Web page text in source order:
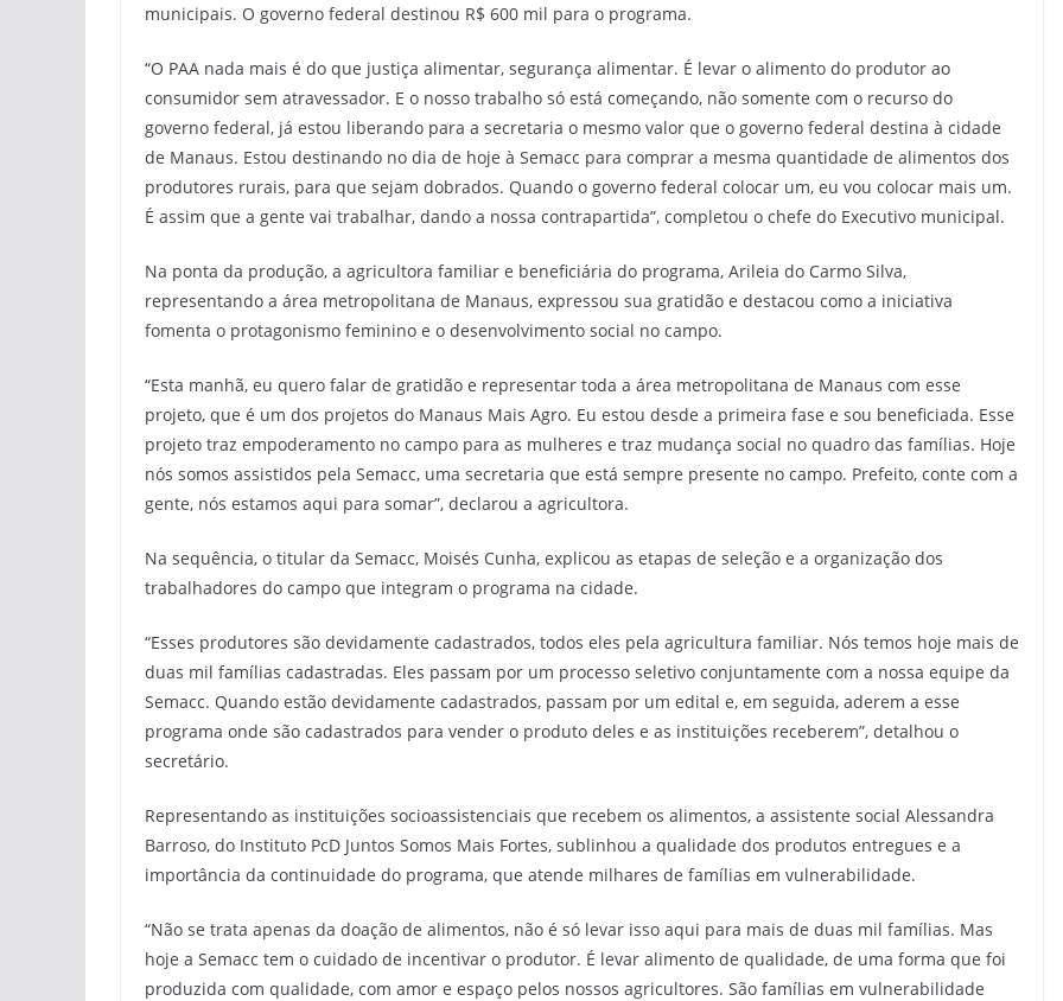
municipais. O governo federal destinou R$ 600 mil para o programa.
“O PAA nada mais é do que justiça alimentar, segurança alimentar. É levar o alimento do produtor ao
consumidor sem atravessador. E o nosso trabalho só está começando, não somente com o recurso do
governo federal, já estou liberando para a secretaria o mesmo valor que o governo federal destina à cidade
de Manaus. Estou destinando no dia de hoje à Semacc para comprar a mesma quantidade de alimentos dos
produtores rurais, para que sejam dobrados. Quando o governo federal colocar um, eu vou colocar mais um.
É assim que a gente vai trabalhar, dando a nossa contrapartida”, completou o chefe do Executivo municipal.
Na ponta da produção, a agricultora familiar e beneficiária do programa, Arileia do Carmo Silva,
representando a área metropolitana de Manaus, expressou sua gratidão e destacou como a iniciativa
fomenta o protagonismo feminino e o desenvolvimento social no campo.
“Esta manhã, eu quero falar de gratidão e representar toda a área metropolitana de Manaus com esse
projeto, que é um dos projetos do Manaus Mais Agro. Eu estou desde a primeira fase e sou beneficiada. Esse
projeto traz empoderamento no campo para as mulheres e traz mudança social no quadro das famílias. Hoje
nós somos assistidos pela Semacc, uma secretaria que está sempre presente no campo. Prefeito, conte com a
gente, nós estamos aqui para somar”, declarou a agricultora.
Na sequência, o titular da Semacc, Moisés Cunha, explicou as etapas de seleção e a organização dos
trabalhadores do campo que integram o programa na cidade.
“Esses produtores são devidamente cadastrados, todos eles pela agricultura familiar. Nós temos hoje mais de
duas mil famílias cadastradas. Eles passam por um processo seletivo conjuntamente com a nossa equipe da
Semacc. Quando estão devidamente cadastrados, passam por um edital e, em seguida, aderem a esse
programa onde são cadastrados para vender o produto deles e as instituições receberem”, detalhou o
secretário.
Representando as instituições socioassistenciais que recebem os alimentos, a assistente social Alessandra
Barroso, do Instituto PcD Juntos Somos Mais Fortes, sublinhou a qualidade dos produtos entregues e a
importância da continuidade do programa, que atende milhares de famílias em vulnerabilidade.
“Não se trata apenas da doação de alimentos, não é só levar isso aqui para mais de duas mil famílias. Mas
hoje a Semacc tem o cuidado de incentivar o produtor. É levar alimento de qualidade, de uma forma que foi
produzida com qualidade, com amor e espaço pelos nossos agricultores. São famílias em vulnerabilidade